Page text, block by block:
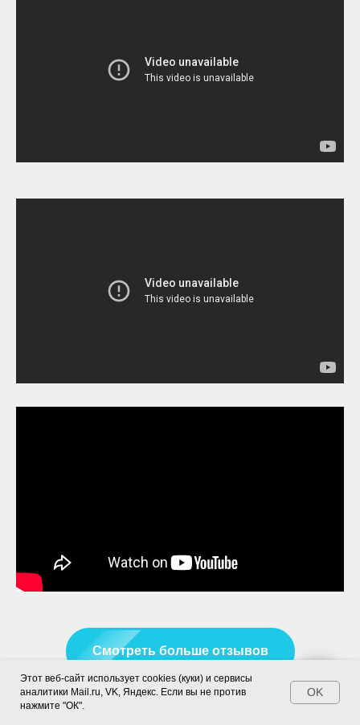
Смотреть больше отзывов
Написать нам!
Этот веб-сайт использует cookies (куки) и сервисы
аналитики Mail.ru, VK, Яндекс. Если вы не против
нажмите "ОК".
OK